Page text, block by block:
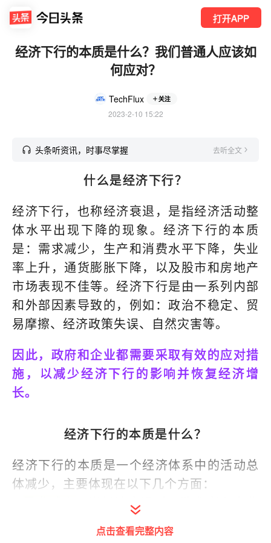
打开APP
经济下行的本质是什么？我们普通人应该如
何应对？
TechFlux 关注
2023-2-10 15:22
头条听资讯，时事尽掌握 去听全文
什么是经济下行？
经济下行，也称经济衰退，是指经济活动整
体水平出现下降的现象。经济下行的本质
是：需求减少，生产和消费水平下降，失业
率上升，通货膨胀下降，以及股市和房地产
市场表现不佳等。经济下行是由一系列内部
和外部因素导致的，例如：政治不稳定、贸
易摩擦、经济政策失误、自然灾害等。
因此，政府和企业都需要采取有效的应对措
施，以减少经济下行的影响并恢复经济增
长。
经济下行的本质是什么？
经济下行的本质是一个经济体系中的活动总
体减少，主要体现在以下几个方面：
：当经济衰退时，消费者和企业
的消费需求和投资需求都会减少，从而导致
点击查看完整内容